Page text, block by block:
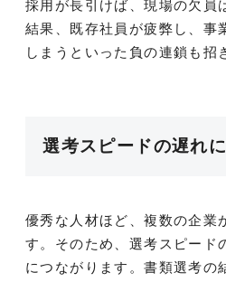
採用が長引けば、現場の欠員
結果、既存社員が疲弊し、事
しまうといった負の連鎖も招
選考スピードの遅れ
優秀な人材ほど、複数の企業
す。そのため、選考スピード
につながります。書類選考の